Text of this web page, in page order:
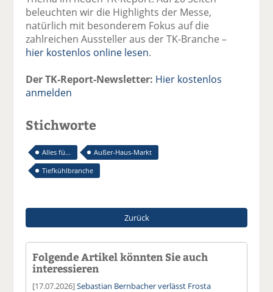
beleuchten wir die Highlights der Messe,
natürlich mit besonderem Fokus auf die
zahlreichen Aussteller aus der TK-Branche –
hier kostenlos online lesen.
Der TK-Report-Newsletter: Hier kostenlos
anmelden
Stichworte
Alles fü...
Außer-Haus-Markt
Tiefkühlbranche
Zurück
Folgende Artikel könnten Sie auch
interessieren
[17.07.2026]Sebastian Bernbacher verlässt Frosta